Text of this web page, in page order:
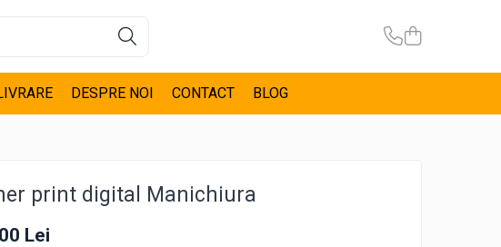
DESPRE NOI CONTACT BLOG
print digital Manichiura
Lei